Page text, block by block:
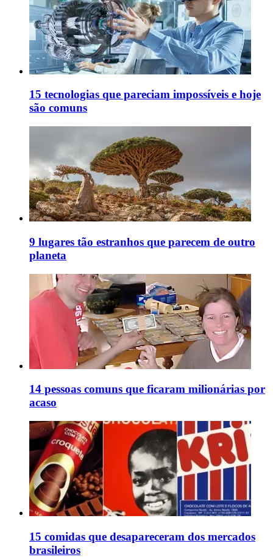
15 tecnologias que pareciam impossíveis e hoje
são comuns
9 lugares tão estranhos que parecem de outro
planeta
14 pessoas comuns que ficaram milionárias por
acaso
15 comidas que desapareceram dos mercados
brasileiros